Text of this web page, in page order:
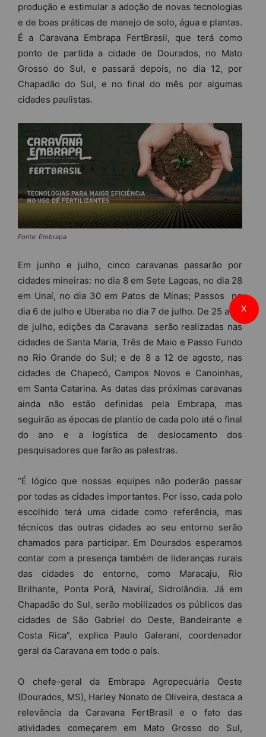
produção e estimular a adoção de novas tecnologias
e de boas práticas de manejo de solo, água e plantas.
É a Caravana Embrapa FertBrasil, que terá como
ponto de partida a cidade de Dourados, no Mato
Grosso do Sul, e passará depois, no dia 12, por
Chapadão do Sul, e no final do mês por algumas
cidades paulistas.
Fonte: Embrapa
Em junho e julho, cinco caravanas passarão por
cidades mineiras: no dia 8 em Sete Lagoas, no dia 28
em Unaí, no dia 30 em Patos de Minas; Passos no
dia 6 de julho e Uberaba no dia 7 de julho. De 25 a 29
de julho, edições da Caravana serão realizadas nas
cidades de Santa Maria, Três de Maio e Passo Fundo
no Rio Grande do Sul; e de 8 a 12 de agosto, nas
cidades de Chapecó, Campos Novos e Canoinhas,
em Santa Catarina. As datas das próximas caravanas
ainda não estão definidas pela Embrapa, mas
seguirão as épocas de plantio de cada polo até o final
do ano e a logística de deslocamento dos
pesquisadores que farão as palestras.
“É lógico que nossas equipes não poderão passar
por todas as cidades importantes. Por isso, cada polo
escolhido terá uma cidade como referência, mas
técnicos das outras cidades ao seu entorno serão
chamados para participar. Em Dourados esperamos
contar com a presença também de lideranças rurais
das cidades do entorno, como Maracaju, Rio
Brilhante, Ponta Porã, Naviraí, Sidrolândia. Já em
Chapadão do Sul, serão mobilizados os públicos das
cidades de São Gabriel do Oeste, Bandeirante e
Costa Rica”, explica Paulo Galerani, coordenador
geral da Caravana em todo o país.
O chefe-geral da Embrapa Agropecuária Oeste
(Dourados, MS), Harley Nonato de Oliveira, destaca a
relevância da Caravana FertBrasil e o fato das
atividades começarem em Mato Grosso do Sul,
X